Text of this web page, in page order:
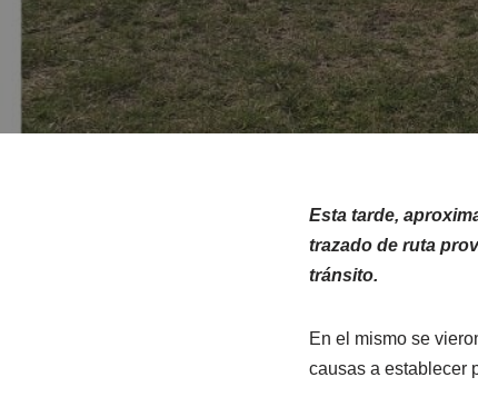
Esta tarde,
trazado de ruta
tránsito.
En el mismo se
causas a establecer